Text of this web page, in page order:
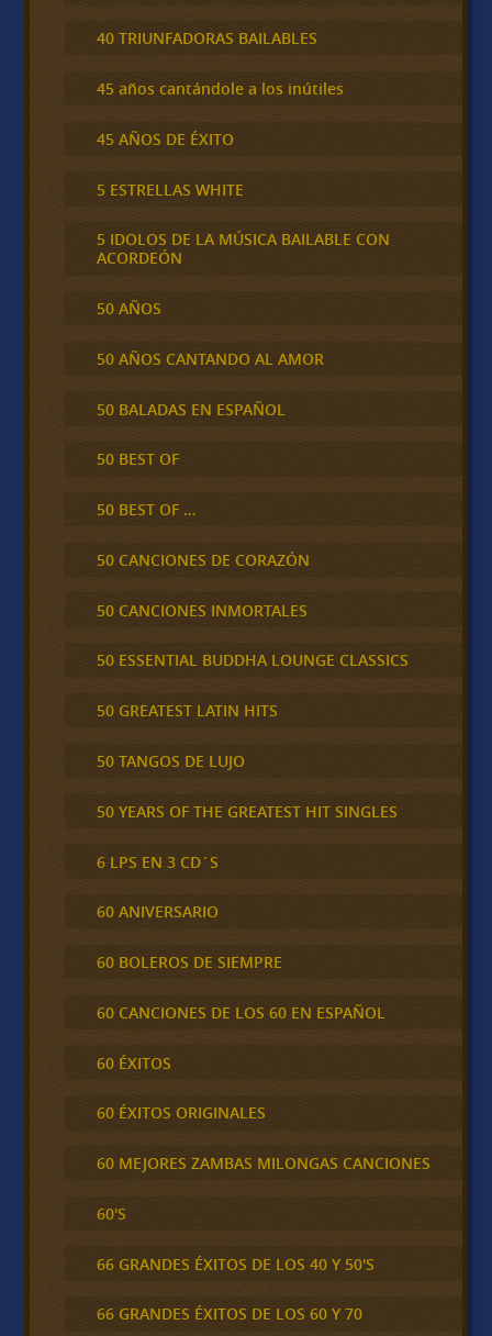
40 TRIUNFADORAS BAILABLES
45 años cantándole a los inútiles
45 AÑOS DE ÉXITO
5 ESTRELLAS WHITE
5 IDOLOS DE LA MÚSICA BAILABLE CON
ACORDEÓN
50 AÑOS
50 AÑOS CANTANDO AL AMOR
50 BALADAS EN ESPAÑOL
50 BEST OF
50 BEST OF …
50 CANCIONES DE CORAZÓN
50 CANCIONES INMORTALES
50 ESSENTIAL BUDDHA LOUNGE CLASSICS
50 GREATEST LATIN HITS
50 TANGOS DE LUJO
50 YEARS OF THE GREATEST HIT SINGLES
6 LPS EN 3 CD´S
60 ANIVERSARIO
60 BOLEROS DE SIEMPRE
60 CANCIONES DE LOS 60 EN ESPAÑOL
60 ÉXITOS
60 ÉXITOS ORIGINALES
60 MEJORES ZAMBAS MILONGAS CANCIONES
60'S
66 GRANDES ÉXITOS DE LOS 40 Y 50'S
66 GRANDES ÉXITOS DE LOS 60 Y 70